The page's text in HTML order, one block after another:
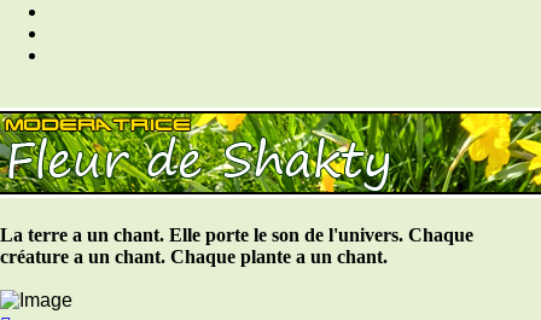
La terre a un chant. Elle porte le son de l'univers. Chaque
créature a un chant. Chaque plante a un chant.